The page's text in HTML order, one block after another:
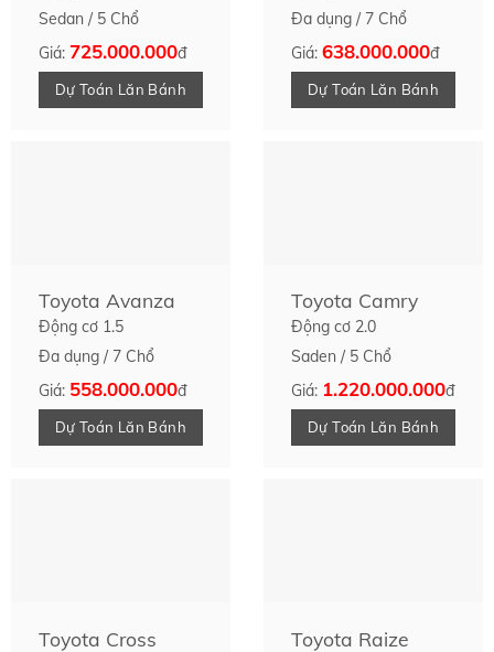
Sedan / 5 Chổ
Giá: 725.000.000đ
Dự Toán Lăn Bánh
Đa dụng / 7 Chổ
Giá: 638.000.000đ
Dự Toán Lăn Bánh
Toyota Avanza
Động cơ 1.5
Đa dụng / 7 Chổ
Giá: 558.000.000đ
Dự Toán Lăn Bánh
Toyota Camry
Động cơ 2.0
Saden / 5 Chổ
Giá: 1.220.000.000đ
Dự Toán Lăn Bánh
Toyota Cross Toyota Raize